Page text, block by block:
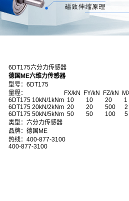
6DT175六分力传感器
德国ME六维力传感器
型号：6DT175
量程： FX/kN FY/kN FZ/kN MX/
6DT175 10kN/1kNm 10
6DT175 20kN/2kNm 20
6DT175 50kN/5kNm 50
类型：六分力传感器
品牌：德国ME
热线：400-877-3100
400-877-3100